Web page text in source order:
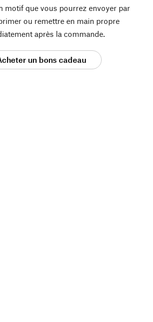
motif que vous pourrez envoyer par
ou remettre en main propre
après la commande.
un bons cadeau